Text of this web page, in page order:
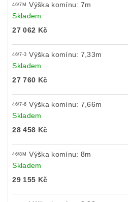
46/7M
Výška komínu: 7m
Skladem
27 062 Kč
46/7-3 Výška komínu: 7,33m
Skladem
27 760 Kč
46/7-6 Výška komínu: 7,66m
Skladem
28 458 Kč
46/8M
Výška komínu: 8m
Skladem
29 155 Kč